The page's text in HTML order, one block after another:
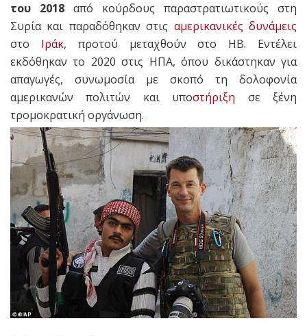
του 2018 από κούρδους παραστρατιωτικούς στη
Συρία και παραδόθηκαν στις αμερικανικές δυνάμεις
στο Ιράκ, προτού μεταχθούν στο ΗΒ. Εντέλει
εκδόθηκαν το 2020 στις ΗΠΑ, όπου δικάστηκαν για
απαγωγές, συνωμοσία με σκοπό τη δολοφονία
αμερικανών πολιτών και υποστήριξη σε ξένη
τρομοκρατική οργάνωση.